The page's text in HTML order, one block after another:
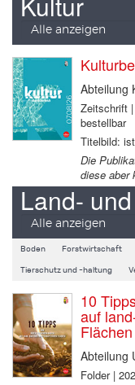
Alle anzeigen
Abteilung
Zeitschrift
bestellbar
Titelbild:
Die
diese aber
Land-
Alle anzeigen
Boden Forstwirtschaft
Tierschutz und -haltung
10
auf
Flächen
Abteilung
Folder |